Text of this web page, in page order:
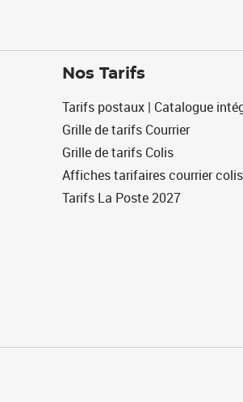
Nos Tarifs
Tarifs postaux | Catalogue
Grille de tarifs Courrier
Grille de tarifs Colis
Affiches tarifaires courrier colis
Tarifs La Poste 2027